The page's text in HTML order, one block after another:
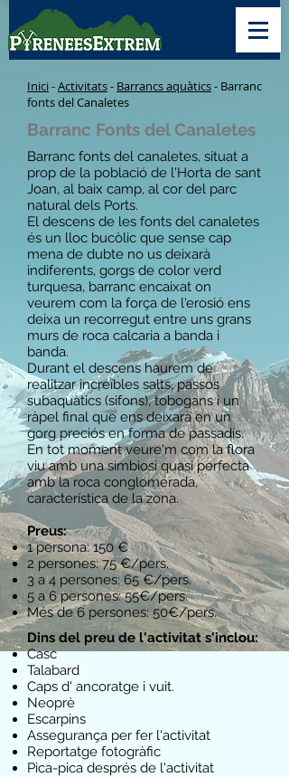
Inici-Activitats- Barrancs aquàtics- Barranc
fonts del Canaletes
Barranc Fonts del Canaletes
Barranc fonts del canaletes, situat a
prop de la població de l'Horta de sant
Joan, al baix camp, al cor del parc
natural dels Ports.
El descens de les fonts del canaletes
és un lloc bucòlic que sense cap
mena de dubte no us deixarà
indiferents, gorgs de color verd
turquesa, barranc encaixat on
veurem com la força de l'erosió ens
deixa un recorregut entre uns grans
murs de roca calcaria a banda i
banda.
Durant el descens haurem de
realitzar increïbles salts, passos
subaquàtics (sifons), tobogans i un
ràpel final que ens deixarà en un
gorg preciós en forma de passadís.
En tot moment veure'm com la flora
viu amb una simbiosi quasi perfecta
amb la roca conglomerada,
característica de la zona.
​Preus:
1 persona: 150 €
2 persones: 75 €/pers.
3 a 4 persones: 65 €/pers.
5 a 6 persones: 55€/pers.
Més de 6 persones: 50€/pers.
Dins del preu de l'activitat s'inclou:
Casc
Talabard
Caps d' ancoratge i vuit.
Neoprè
Escarpins
Assegurança per fer l'activitat
Reportatge fotogràfic
Pica-pica després de l'activitat